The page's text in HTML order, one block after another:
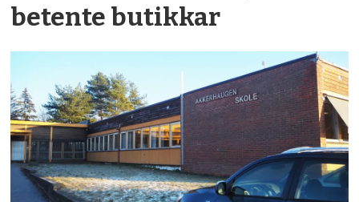
betente butikkar